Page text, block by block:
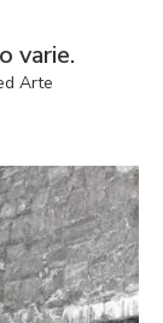
varie.
Arte